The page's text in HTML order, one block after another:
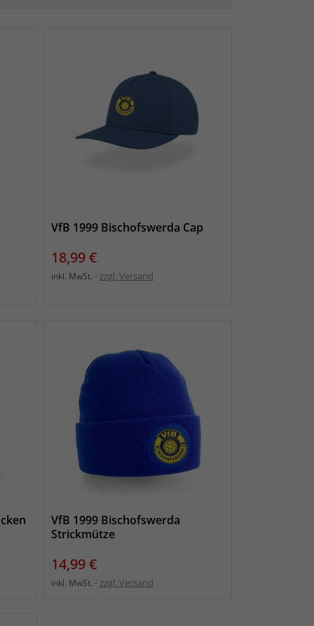
VfB 1999 Bischofswerda Cap
Preis
18,99 €
inkl. MwSt. zzgl. Versand
VfB 1999 Bischofswerda
Strickmütze
Preis
14,99 €
inkl. MwSt. zzgl. Versand